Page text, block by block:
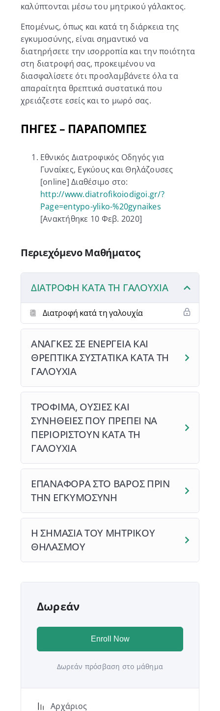
καλύπτονται μέσω του μητρικού γάλακτος.
Επομένως, όπως και κατά τη διάρκεια της
εγκυμοσύνης, είναι σημαντικό να
διατηρήσετε την ισορροπία και την ποιότητα
στη διατροφή σας, προκειμένου να
διασφαλίσετε ότι προσλαμβάνετε όλα τα
απαραίτητα θρεπτικά συστατικά που
χρειάζεστε εσείς και το μωρό σας.
ΠΗΓΕΣ – ΠΑΡΑΠΟΜΠΕΣ
Εθνικός Διατροφικός Οδηγός για
Γυναίκες, Εγκύους και Θηλάζουσες
[online] Διαθέσιμο στο:
http://www.diatrofikoiodigoi.gr/?
Page=entypo-yliko-%20gynaikes
[Ανακτήθηκε 10 Φεβ. 2020]
Περιεχόμενο Μαθήματος
ΔΙΑΤΡΟΦΗ ΚΑΤΑ ΤΗ ΓΑΛΟΥΧΙΑ
Διατροφή κατά τη γαλουχία
ΑΝΑΓΚΕΣ ΣΕ ΕΝΕΡΓΕΙΑ ΚΑΙ
ΘΡΕΠΤΙΚΑ ΣΥΣΤΑΤΙΚΑ ΚΑΤΑ ΤΗ
ΓΑΛΟΥΧΙΑ
ΤΡΟΦΙΜΑ, ΟΥΣΙΕΣ ΚΑΙ
ΣΥΝΗΘΕΙΕΣ ΠΟΥ ΠΡΕΠΕΙ ΝΑ
ΠΕΡΙΟΡΙΣΤΟΥΝ ΚΑΤΑ ΤΗ
ΓΑΛΟΥΧΙΑ
ΕΠΑΝΑΦΟΡΑ ΣΤΟ ΒΑΡΟΣ ΠΡΙΝ
ΤΗΝ ΕΓΚΥΜΟΣΥΝΗ
Η ΣΗΜΑΣΙΑ ΤΟΥ ΜΗΤΡΙΚΟΥ
ΘΗΛΑΣΜΟΥ
Δωρεάν
Enroll Now
Δωρεάν πρόσβαση στο μάθημα
Αρχάριος